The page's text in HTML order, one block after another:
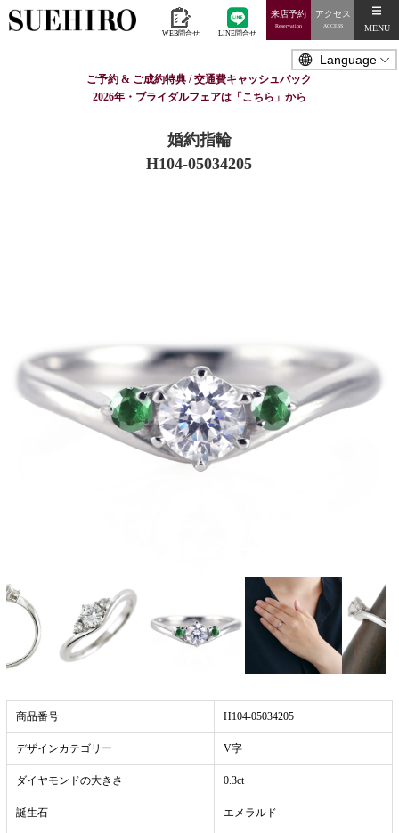
WEB問合せ LINE問合せ
来店予約
Reservation
アクセス
ACCESS MENU
ご予約 & ご成約特典 / 交通費キャッシュバック
2026年・ブライダルフェアは「こちら」から
婚約指輪
H104-05034205
商品番号 H104-05034205
デザインカテゴリー V字
ダイヤモンドの大きさ 0.3ct
誕生石 エメラルド